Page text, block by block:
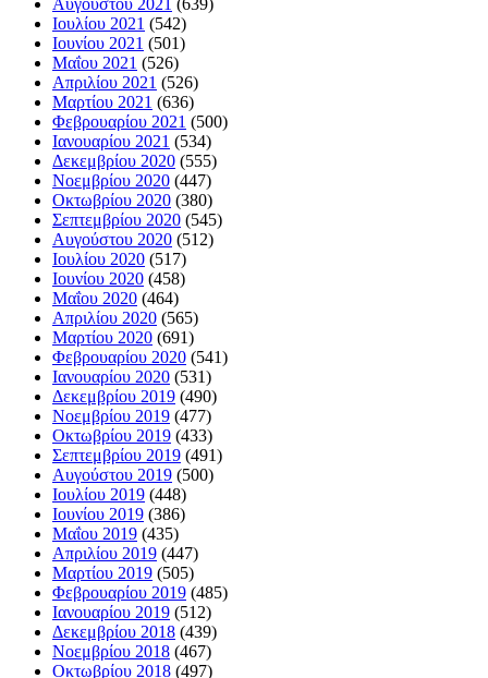
Αυγούστου 2021 (639)
Ιουλίου 2021 (542)
Ιουνίου 2021 (501)
Μαΐου 2021 (526)
Απριλίου 2021 (526)
Μαρτίου 2021 (636)
Φεβρουαρίου 2021 (500)
Ιανουαρίου 2021 (534)
Δεκεμβρίου 2020 (555)
Νοεμβρίου 2020 (447)
Οκτωβρίου 2020 (380)
Σεπτεμβρίου 2020 (545)
Αυγούστου 2020 (512)
Ιουλίου 2020 (517)
Ιουνίου 2020 (458)
Μαΐου 2020 (464)
Απριλίου 2020 (565)
Μαρτίου 2020 (691)
Φεβρουαρίου 2020 (541)
Ιανουαρίου 2020 (531)
Δεκεμβρίου 2019 (490)
Νοεμβρίου 2019 (477)
Οκτωβρίου 2019 (433)
Σεπτεμβρίου 2019 (491)
Αυγούστου 2019 (500)
Ιουλίου 2019 (448)
Ιουνίου 2019 (386)
Μαΐου 2019 (435)
Απριλίου 2019 (447)
Μαρτίου 2019 (505)
Φεβρουαρίου 2019 (485)
Ιανουαρίου 2019 (512)
Δεκεμβρίου 2018 (439)
Νοεμβρίου 2018 (467)
Οκτωβρίου 2018 (497)